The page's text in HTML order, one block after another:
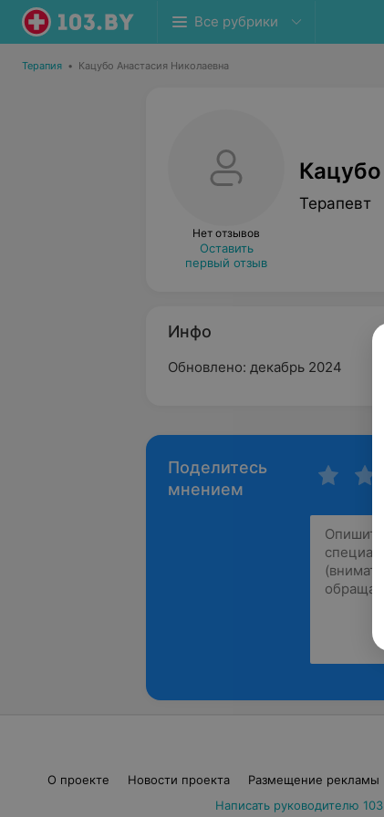
Все рубрики
Терапия • Кацубо Анастасия Николаевна
Нет отзывов
Оставить
первый отзыв
Терапевт
Инфо
Обновлено: декабрь 2024
Поделитесь
мнением
О проекте Новости проекта Размещение рекламы
Написать руководителю